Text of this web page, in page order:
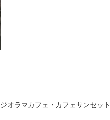
ジオラマカフェ・カフェサンセッ